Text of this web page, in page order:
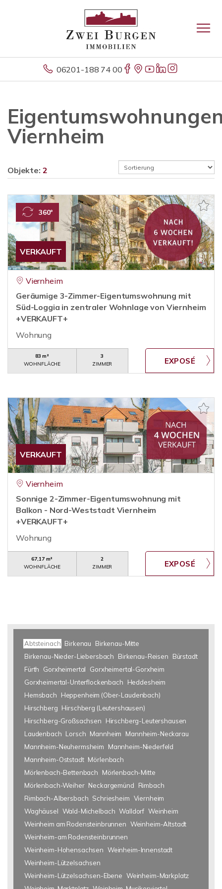
06201-188 74 00
Viernheim
Objekte: 2
VERKAUFT
360°
Viernheim
Geräumige 3-Zimmer-Eigentumswohnung mit
Süd-Loggia in zentraler Wohnlage von Viernheim
+VERKAUFT+
Wohnung
83 m²
WOHNFLÄCHE
3
ZIMMER
VERKAUFT
Viernheim
Sonnige 2-Zimmer-Eigentumswohnung mit
Balkon - Nord-Weststadt Viernheim
+VERKAUFT+
Wohnung
67,17 m²
WOHNFLÄCHE
2
ZIMMER
Abtsteinach Birkenau
Birkenau-Mitte
Birkenau-Nieder-Liebersbach
Birkenau-Reisen
Bürstadt
Fürth
Gorxheimertal
Gorxheimertal-Gorxheim
Gorxheimertal-Unterflockenbach
Heddesheim
Hemsbach
Heppenheim (Ober-Laudenbach)
Hirschberg Hirschberg (Leutershausen)
Hirschberg-Großsachsen
Hirschberg-Leutershausen
Laudenbach Lorsch Mannheim
Mannheim-Neckarau
Mannheim-Neuhermsheim
Mannheim-Niederfeld
Mannheim-Oststadt Mörlenbach
Mörlenbach-Bettenbach
Mörlenbach-Mitte
Mörlenbach-Weiher Neckargemünd
Rimbach
Rimbach-Albersbach Schriesheim Viernheim
Waghäusel Wald-Michelbach Walldorf Weinheim
Weinheim am Rodensteinbrunnen Weinheim-Altstadt
Weinheim-am Rodensteinbrunnen
Weinheim-Hohensachsen Weinheim-Innenstadt
Weinheim-Lützelsachsen
Weinheim-Lützelsachsen-Ebene Weinheim-Markplatz